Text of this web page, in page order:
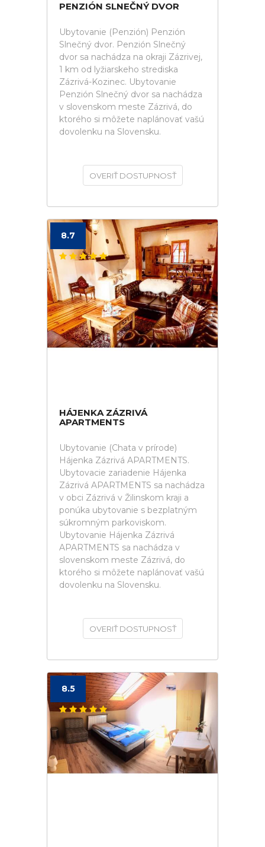
PENZIÓN SLNEČNÝ DVOR
Ubytovanie (Penzión) Penzión
Slnečný dvor. Penzión Slnečný
dvor sa nachádza na okraji Zázrivej,
1 km od lyžiarskeho strediska
Zázrivá-Kozinec. Ubytovanie
Penzión Slnečný dvor sa nachádza
v slovenskom meste Zázrivá, do
ktorého si môžete naplánovať vašú
dovolenku na Slovensku.
OVERIŤ DOSTUPNOSŤ
8.7
HÁJENKA ZÁZRIVÁ
APARTMENTS
Ubytovanie (Chata v prírode)
Hájenka Zázrivá APARTMENTS.
Ubytovacie zariadenie Hájenka
Zázrivá APARTMENTS sa nachádza
v obci Zázrivá v Žilinskom kraji a
ponúka ubytovanie s bezplatným
súkromným parkoviskom.
Ubytovanie Hájenka Zázrivá
APARTMENTS sa nachádza v
slovenskom meste Zázrivá, do
ktorého si môžete naplánovať vašú
dovolenku na Slovensku.
OVERIŤ DOSTUPNOSŤ
8.5